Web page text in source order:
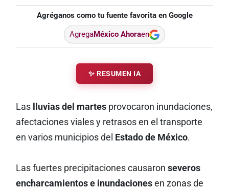
Agréganos como tu fuente favorita en Google
AgregaMéxico Ahoraen
✨ RESUMEN IA
Las lluvias del martesprovocaron inundaciones,
afectaciones viales y retrasos en el transporte
en varios municipios del Estado de México.
Las fuertes precipitaciones causaron severos
encharcamientos e inundacionesen zonas de